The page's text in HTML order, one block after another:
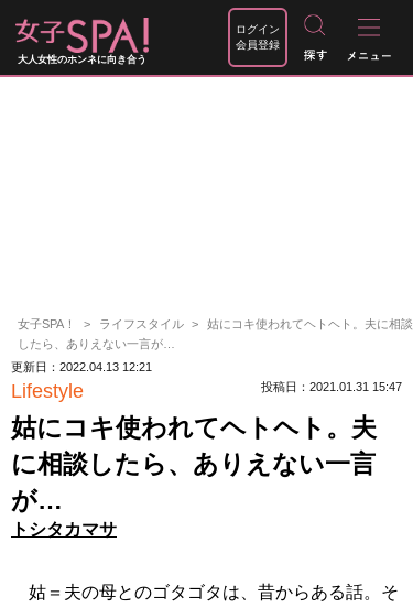
大人女性のホンネに向き合う
ログイン
会員登録
女子SPA！ ライフスタイル
姑にコキ使われてヘトヘト。夫に相談
したら、ありえない一言が…
更新日：2022.04.13 12:21
Lifestyle 投稿日：2021.01.31 15:47
姑にコキ使われてヘトヘト。夫
に相談したら、ありえない一言
が…
トシタカマサ
姑＝夫の母とのゴタゴタは、昔からある話。そ